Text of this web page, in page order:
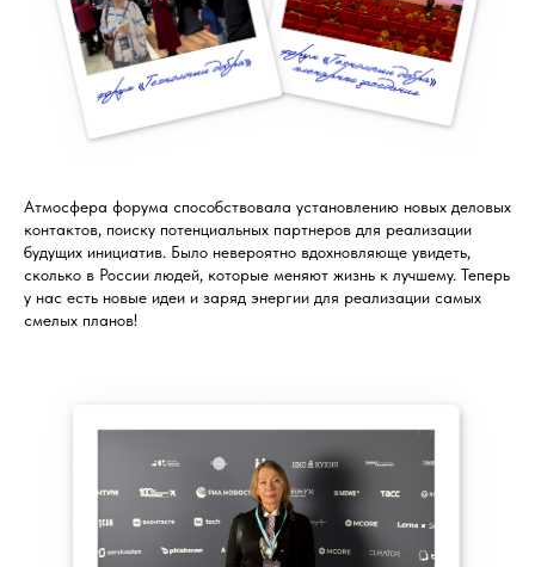
Атмосфера форума способствовала установлению новых деловых
контактов, поиску потенциальных партнеров для реализации
будущих инициатив. Было невероятно вдохновляюще увидеть,
сколько в России людей, которые меняют жизнь к лучшему. Теперь
у нас есть новые идеи и заряд энергии для реализации самых
смелых планов!